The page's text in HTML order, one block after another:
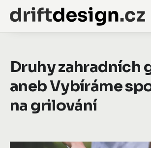
Druhy zahradních
aneb Vybíráme
na grilování